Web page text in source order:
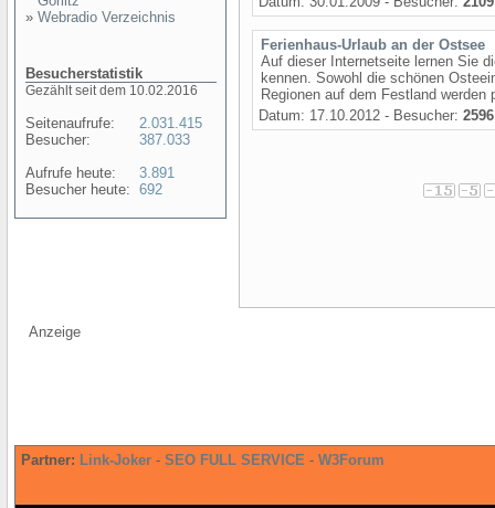
» Webradio Verzeichnis
Besucherstatistik
Gezählt seit dem 10.02.2016
Seitenaufrufe:
Besucher:
Aufrufe heute:
Besucher heute:
2.031.415
387.033
3.891
692
Ferienhaus-Urlaub an der Ostsee
Auf dieser Internetseite lernen Sie
kennen. Sowohl die schönen
Regionen auf dem Festland
Datum: 17.10.2012 - Besucher: 2596
Anzeige
Partner: Link-Joker - SEO FULL SERVICE - W3Forum